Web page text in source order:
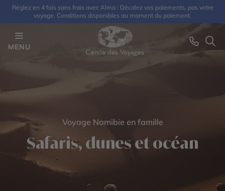
Réglez en 4 fois sans frais avec Alma : Décalez vos paiements, pas votre
voyage. Conditions disponibles au moment du paiement.
MENU
Voyage Namibie en famille
Safaris, dunes et océan